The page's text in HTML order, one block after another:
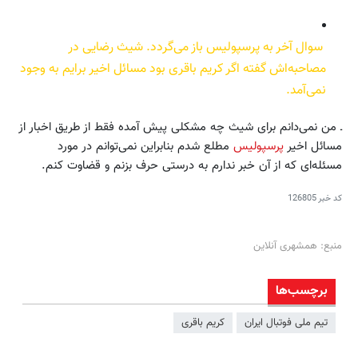
سوال آخر به پرسپولیس باز می‌گردد. شیث رضایی در
مصاحبه‌اش گفته اگر کریم باقری بود مسائل اخیر برایم به وجود
نمی‌آمد.
ـ من نمی‌دانم برای شیث چه مشکلی پیش آمده فقط از طریق اخبار از
مسائل اخیرپرسپولیس مطلع شدم بنابراین نمی‌توانم در مورد
مسئله‌ای که از آن خبر ندارم به درستی حرف بزنم و قضاوت کنم.
کد خبر126805
منبع: همشهری آنلاین
برچسب‌ها
تیم ملی فوتبال ایران کریم باقری